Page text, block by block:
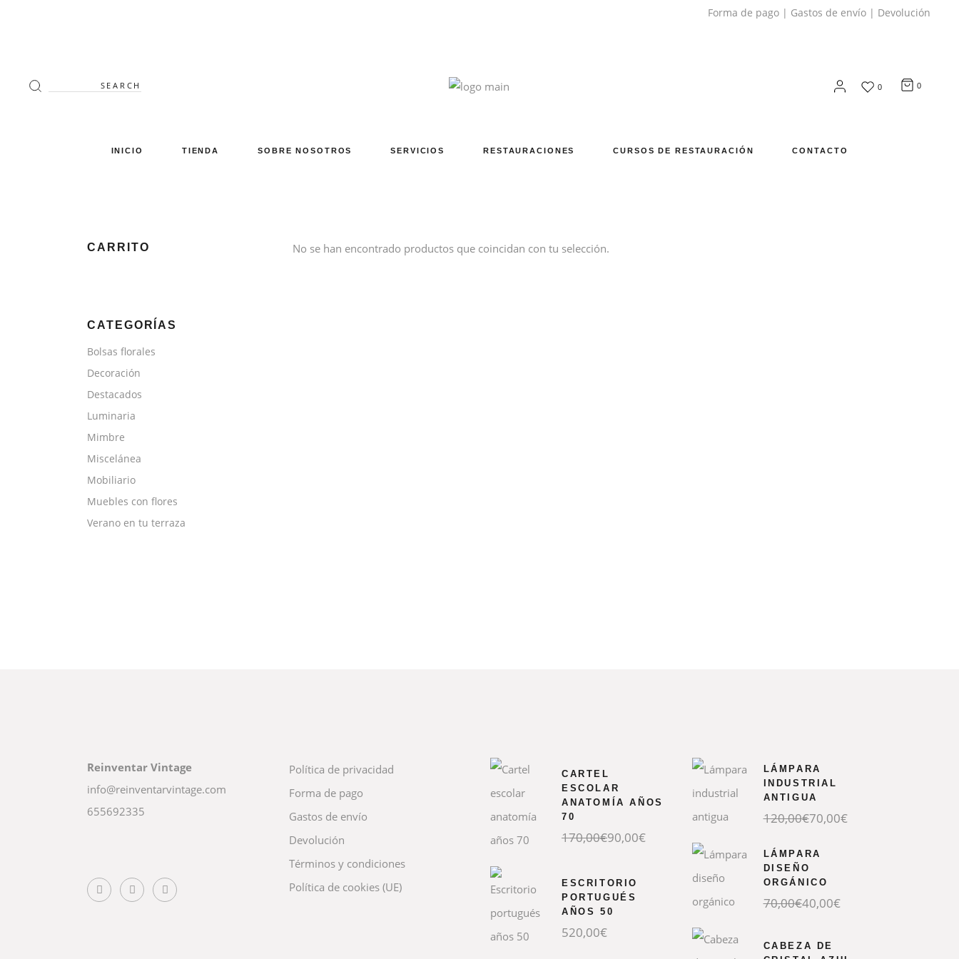
Forma de pago | Gastos de envío | Devolución
Search
for: 0 0
INICIO TIENDA SOBRE NOSOTROS SERVICIOS RESTAURACIONES CURSOS DE RESTAURACIÓN CONTACTO
No se han encontrado productos que coincidan con tu selección.
CARRITO
CATEGORÍAS
Bolsas florales
Decoración
Destacados
Luminaria
Mimbre
Miscelánea
Mobiliario
Muebles con flores
Verano en tu terraza
Reinventar Vintage
info@reinventarvintage.com
655692335
Política de privacidad
Forma de pago
Gastos de envío
Devolución
Términos y condiciones
Política de cookies (UE)
CARTEL
ESCOLAR
ANATOMÍA AÑOS
70
170,00€
El
precio
170,00€.
90,00€
El
precio
90,00€.
ESCRITORIO
PORTUGUÉS
AÑOS 50
520,00€
LÁMPARA
INDUSTRIAL
ANTIGUA
120,00€
El
precio
era:
120,00€.
70,00€
El
precio
es:
70,00€.
LÁMPARA
DISEÑO
ORGÁNICO
70,00€
El
precio
era:
70,00€.
40,00€
El
precio
es:
40,00€.
CABEZA DE